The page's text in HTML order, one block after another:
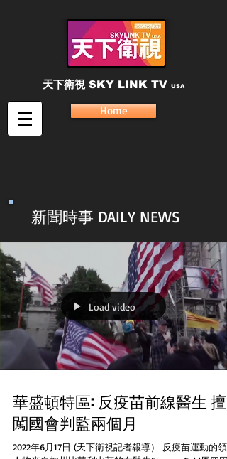
天下衛視 SKY LINK TV USA
Home
新聞時事 DAILY NEWS
Load video
華盛頓特區: 反疫苗前線醫生 擅
闖國會判監兩個月
2022年6月17日 (天下衛視記者報導） 反疫苗運動的領